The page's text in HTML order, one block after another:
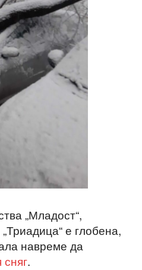
„Младост“,
е глобена,
навреме да
.